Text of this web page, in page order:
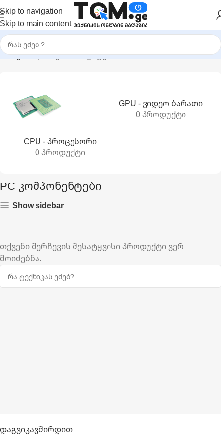
Skip to navigation
Skip to main content
მთავარი|PC კომპონენტები
CPU - Პროცესორი
0 პროდუქტი
GPU - Ვიდეო Ბარათი
0 პროდუქტი
PC კომპონენტები
Show sidebar
თქვენი შერჩევის შესატყვისი პროდუქტი ვერ
მოიძებნა.
Დაგვიკავშირდით